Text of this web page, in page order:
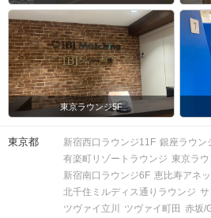
時間
・15分前より
～1時間半を予
※開始時刻から
参加をご遠慮
人数
・6対6程度で
数：3対3）
の可能性がござ
※募集締め切
っては
男女差が変動
す。
東京ラウンジ5F
東京都 新宿西口ラウンジ11F 銀座ラウン
有楽町リゾートラウンジ 東京ラ
新宿南口ラウンジ6F 恵比寿アネ
北千住ミルディス通りラウンジ
ツヴァイ立川
ツヴァイ町田 赤坂/